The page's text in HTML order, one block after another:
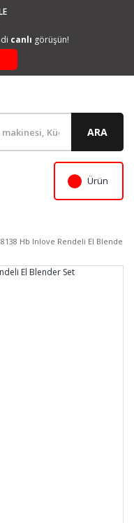
canlı görüşün!
ARA
Ürün
Hb Inlove Rendeli El Blender